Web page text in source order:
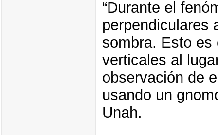
“Durante el
perpendiculares
sombra. Esto es
verticales al
observación de
usando un
Unah.